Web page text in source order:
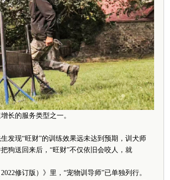
长的服务类型之一。
现“旺财”的训练效果远未达到预期，训犬师
狗送回来后，“旺财”不仅依旧会咬人，就
修订版）》里，“宠物训导师”已单独列行。